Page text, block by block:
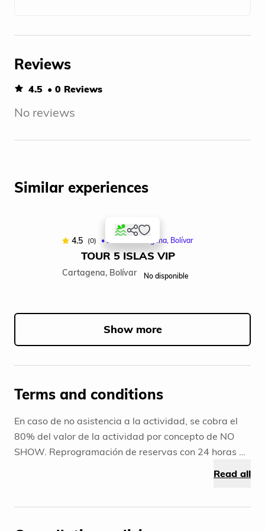
Reviews
4.5 • 0 Reviews
No reviews
Similar experiences
4.5 (0) • Desde: Cartagena, Bolívar
TOUR 5 ISLAS VIP
Cartagena, Bolívar No disponible
1
5
Show more
Terms and conditions
En caso de no asistencia a la actividad, se cobra el
80% del valor de la actividad por concepto de NO
SHOW. Reprogramación de reservas con 24 horas de
o varios de los productos que incluye el tour, no tiene
recomienda hacer negociaciones durante el día de
Read all